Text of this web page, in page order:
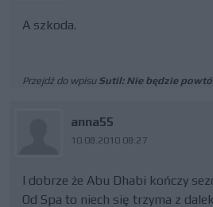
A szkoda.
Przejdź do wpisu Sutil: Nie będzie
anna55
10.08.2010 08:27
I dobrze że Abu Dhabi kończy
Od Spa to niech się trzyma z